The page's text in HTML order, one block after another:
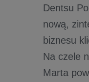
Dentsu
nową,
biznesu
Na czele
Marta